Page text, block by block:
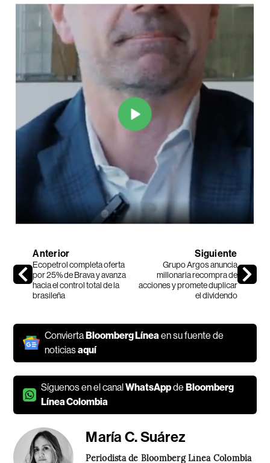
Anterior
Ecopetrol completa oferta
por 25% de Brava y avanza
hacia el control total de la
brasileña
Siguiente
Grupo Argos anuncia
millonaria recompra de
acciones y promete duplicar
el dividendo
ConviertaBloomberg Línea en su fuente de
noticiasaquí
Síguenos en el canalWhatsAppdeBloomberg
Línea Colombia
María C. Suárez
Periodista de Bloomberg Línea Colombia